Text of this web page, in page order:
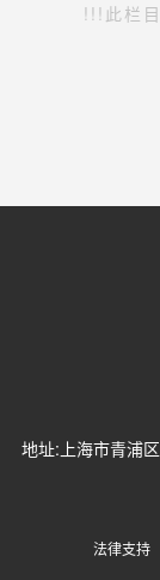
!!!此栏
地址:上海市青浦
法律支持